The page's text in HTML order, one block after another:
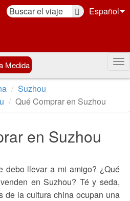
Español
Medida
Suzhou
Qué Comprar en Suzhou
en Suzhou
debo llevar a mi amigo? ¿Qué
en Suzhou? Té y seda,
de la cultura china ocupan una